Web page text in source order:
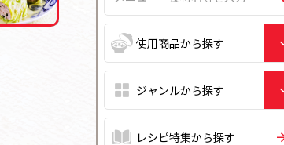
レシピ特集から探す